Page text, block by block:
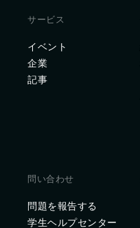
サービス
イベント
企業
記事
問い合わせ
問題を報告する
学生ヘルプセンター